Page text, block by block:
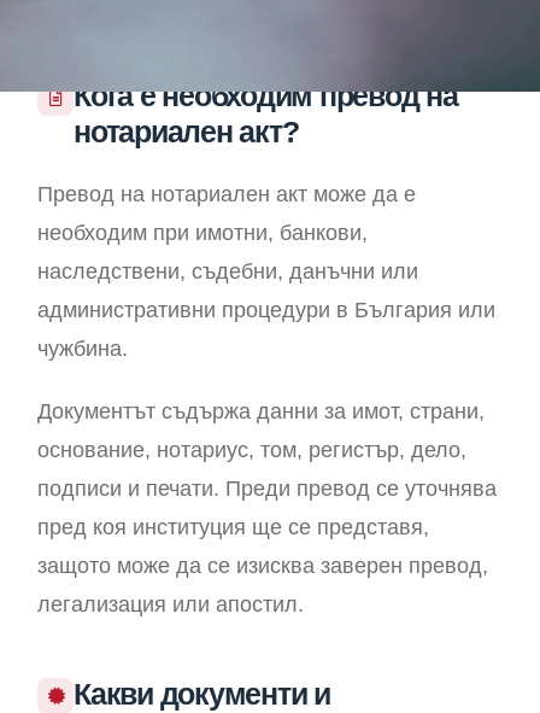
Кога е необходим превод на
нотариален акт?
Превод на нотариален акт може да е
необходим при имотни, банкови,
наследствени, съдебни, данъчни или
административни процедури в България или
чужбина.
Документът съдържа данни за имот, страни,
основание, нотариус, том, регистър, дело,
подписи и печати. Преди превод се уточнява
пред коя институция ще се представя,
защото може да се изисква заверен превод,
легализация или апостил.
Какви документи и